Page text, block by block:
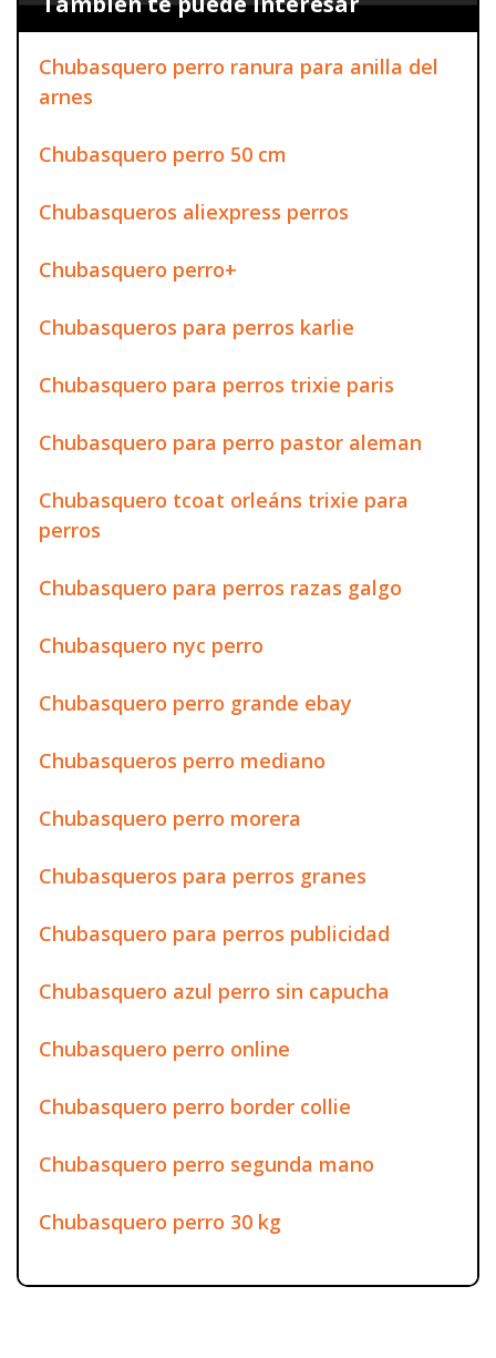
Chubasquero perro ranura para anilla del
arnes
Chubasquero perro 50 cm
Chubasqueros aliexpress perros
Chubasquero perro+
Chubasqueros para perros karlie
Chubasquero para perros trixie paris
Chubasquero para perro pastor aleman
Chubasquero tcoat orleáns trixie para
perros
Chubasquero para perros razas galgo
Chubasquero nyc perro
Chubasquero perro grande ebay
Chubasqueros perro mediano
Chubasquero perro morera
Chubasqueros para perros granes
Chubasquero para perros publicidad
Chubasquero azul perro sin capucha
Chubasquero perro online
Chubasquero perro border collie
Chubasquero perro segunda mano
Chubasquero perro 30 kg